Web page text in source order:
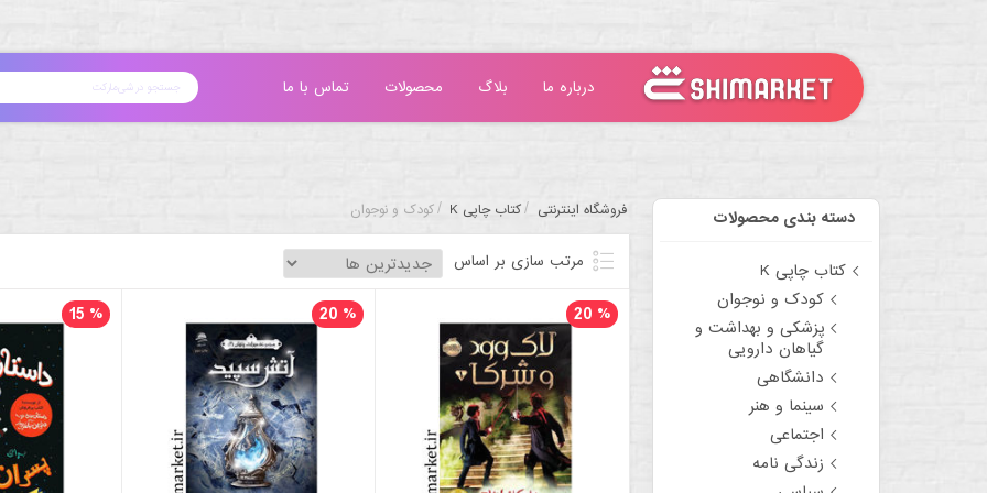
درباره ما بلاگ محصولات تماس با ما
دسته بندی محصولات
کتاب چاپی K
کودک و نوجوان
پزشکی و بهداشت و
گیاهان دارویی
دانشگاهی
سینما و هنر
اجتماعی
زندگی نامه
فروشگاه اینترنتی /کتاب چاپی K /کودک و نوجوان
مرتب سازی بر اساس
20 %
20 %
15 %